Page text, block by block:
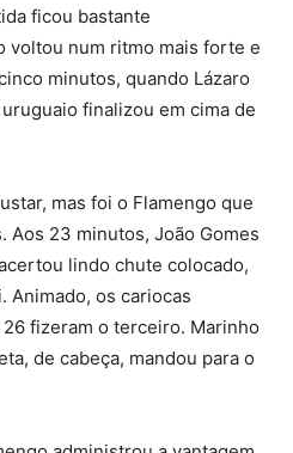
ficou bastante
voltou num ritmo mais forte e
minutos, quando Lázaro
finalizou em cima de
mas foi o Flamengo que
Aos 23 minutos, João Gomes
lindo chute colocado,
Animado, os cariocas
fizeram o terceiro. Marinho
de cabeça, mandou para o